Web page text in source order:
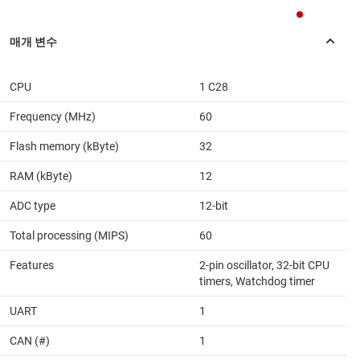
CPU 1 C28
Frequency (MHz) 60
Flash memory (kByte) 32
RAM (kByte) 12
ADC type 12-bit
Total processing (MIPS) 60
Features
2-pin oscillator, 32-bit CPU
timers, Watchdog timer
UART 1
CAN (#) 1